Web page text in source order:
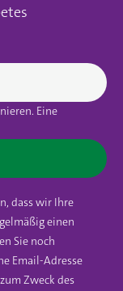
Eine
dass wir Ihre
einen
Sie noch
Email-Adresse
Zweck des